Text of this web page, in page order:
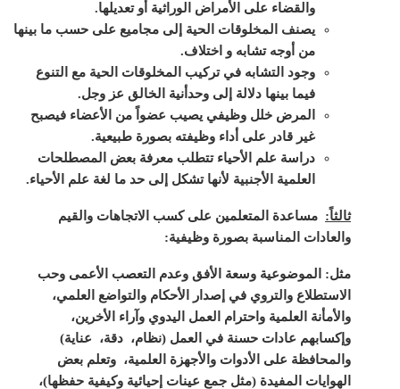
والقضاء على الأمراض الوراثية أو تعديلها.
يصنف المخلوقات الحية إلى مجاميع على حسب ما بينها
من أوجه تشابه و اختلاف.
وجود التشابه في تركيب المخلوقات الحية مع التنوع
فيما بينها دلالة إلى وحدأنية الخالق عز وجل.
المرض خلل وظيفي يصيب عضواً من الأعضاء فيصبح
غير قادر على أداء وظيفته بصورة طبيعية.
دراسة علم الأحياء تتطلب معرفة بعض المصطلحات
العلمية الأجنبية لأنها تشكل إلى حد ما لغة علم الأحياء.
ثالثاً: مساعدة المتعلمين على كسب الاتجاهات والقيم
والعادات المناسبة بصورة وظيفية:
مثل: الموضوعية وسعة الأفق وعدم التعصب الأعمى وحب
الاستطلاع والتروي في إصدار الأحكام والتواضع العلمي،
والأمأنة العلمية واحترام العمل اليدوي وآراء الأخرين،
وإكسابهم عادات حسنة في العمل (نظام، دقة، عناية)
والمحافظة على الأدوات والأجهزة العلمية، وتعلم بعض
الهوايات المفيدة (مثل جمع عينات إحيائية وكيفية حفظها)،